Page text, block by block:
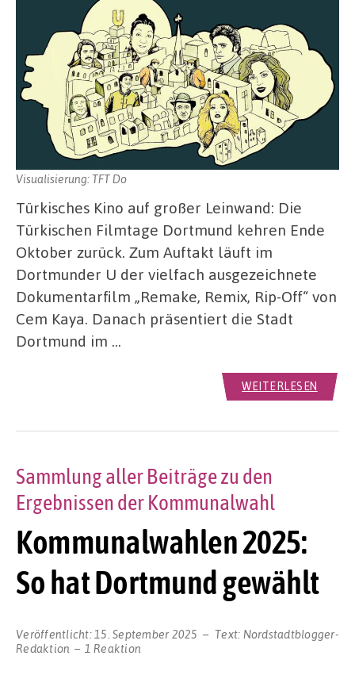
Visualisierung: TFT Do
Türkisches Kino auf großer Leinwand: Die
Türkischen Filmtage Dortmund kehren Ende
Oktober zurück. Zum Auftakt läuft im
Dortmunder U der vielfach ausgezeichnete
Dokumentarfilm „Remake, Remix, Rip-Off“ von
Cem Kaya. Danach präsentiert die Stadt
Dortmund im …
WEITERLESEN
Kommunalwahlen 2025:
So hat Dortmund gewählt
Sammlung aller Beiträge zu den
Ergebnissen der Kommunalwahl
Veröffentlicht: 15. September 2025 Text: Nordstadtblogger-
Redaktion
1 Reaktion